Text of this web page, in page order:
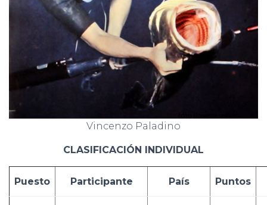
Vincenzo Paladino
CLASIFICACIÓN INDIVIDUAL
Puesto Participante País Puntos